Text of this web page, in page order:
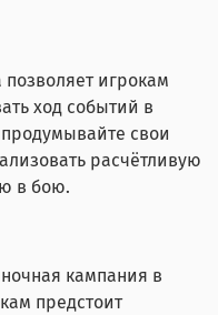
позволяет игрокам
ход событий в
свои
расчётливую
в бою.
кампания в
предстоит